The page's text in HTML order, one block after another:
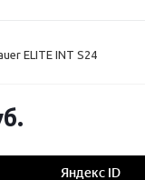
ELITE INT S24